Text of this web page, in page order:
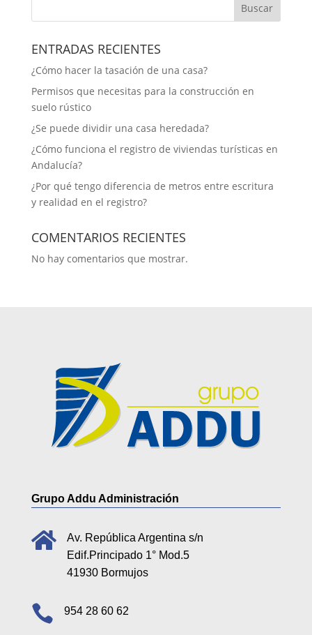
Buscar
ENTRADAS RECIENTES
¿Cómo hacer la tasación de una casa?
Permisos que necesitas para la construcción en
suelo rústico
¿Se puede dividir una casa heredada?
¿Cómo funciona el registro de viviendas turísticas en
Andalucía​?
¿Por qué tengo diferencia de metros entre escritura
y realidad en el registro?
COMENTARIOS RECIENTES
No hay comentarios que mostrar.
Grupo Addu Administración

Av. República Argentina s/n
Edif.Principado 1° Mod.5
41930 Bormujos
 954 28 60 62